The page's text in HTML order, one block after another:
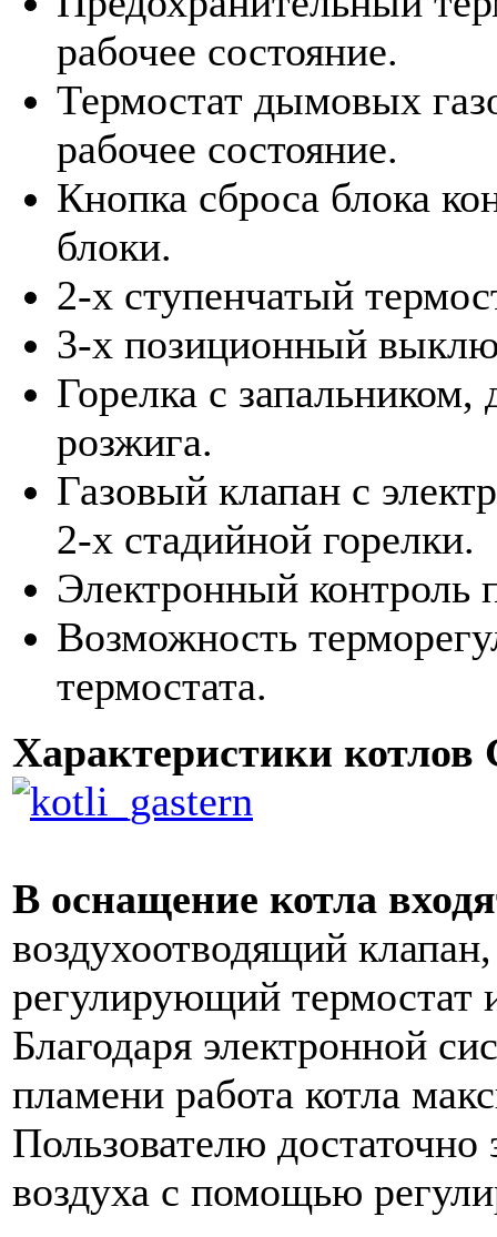
рабочее состояние.
Термостат дымовых
рабочее состояние.
Кнопка сброса блока
блоки.
2-х ступенчатый
3-х позиционный
Горелка с запальником,
розжига.
Газовый клапан с
2-х стадийной горелки.
Электронный контроль
Возможность
термостата.
Характеристики котлов
В оснащение котла
воздухоотводящий
регулирующий термостат
Благодаря электронной
пламени работа котла
Пользователю
воздуха с помощью